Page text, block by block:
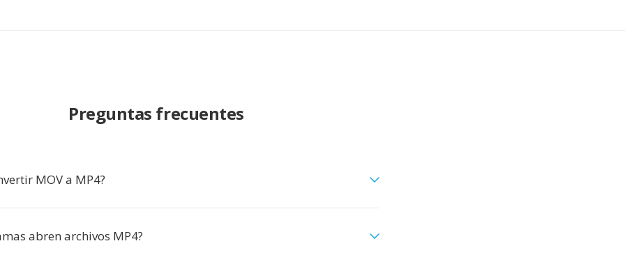
Preguntas frecuentes
MOV a MP4?
abren archivos MP4?